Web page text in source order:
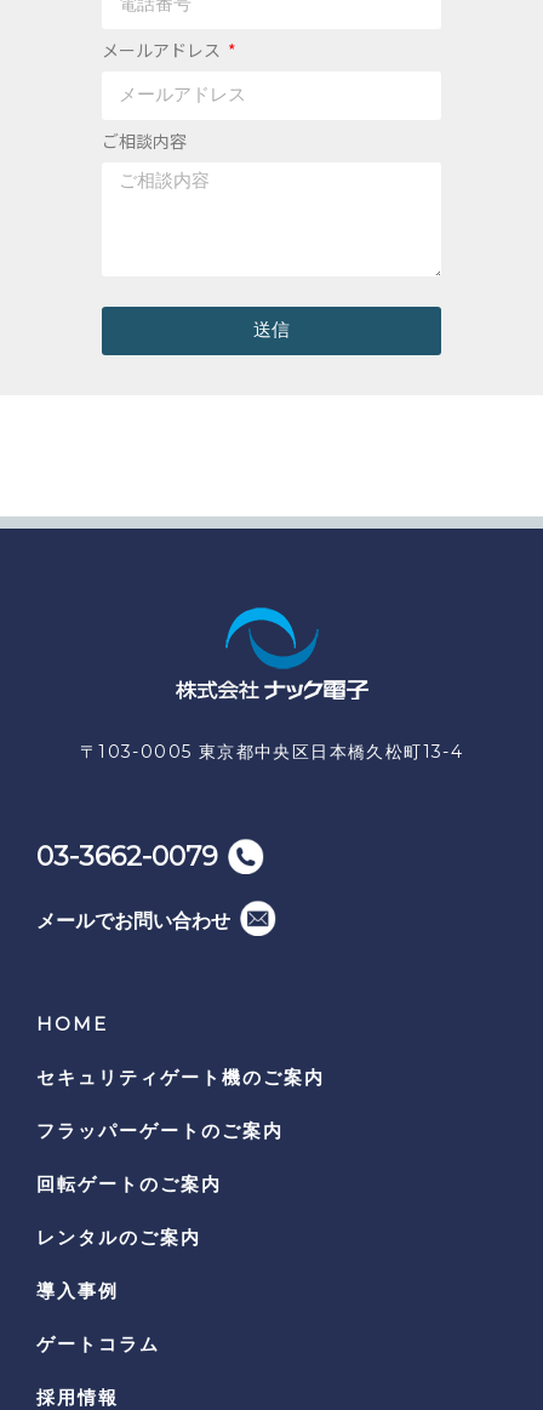
メールアドレス
ご相談内容
送信
〒103-0005 東京都中央区日本橋久松町13-4
03-3662-0079
メールでお問い合わせ
HOME
セキュリティゲート機のご案内
フラッパーゲートのご案内
回転ゲートのご案内
レンタルのご案内
導入事例
ゲートコラム
採用情報